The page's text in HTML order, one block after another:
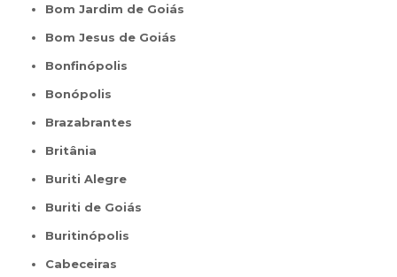
Bom Jardim de Goiás
Bom Jesus de Goiás
Bonfinópolis
Bonópolis
Brazabrantes
Britânia
Buriti Alegre
Buriti de Goiás
Buritinópolis
Cabeceiras